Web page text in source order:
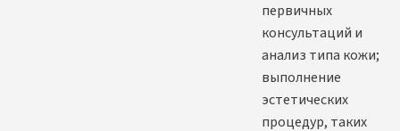
первичных
консультаций и
анализ типа кожи;
выполнение
эстетических
процедур, таких